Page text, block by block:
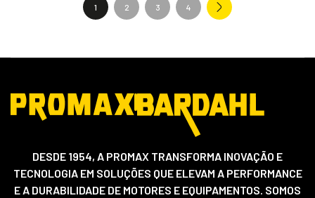
1 2 3 4
DESDE 1954, A PROMAX TRANSFORMA INOVAÇÃO E
TECNOLOGIA EM SOLUÇÕES QUE ELEVAM A PERFORMANCE
E A DURABILIDADE DE MOTORES E EQUIPAMENTOS. SOMOS